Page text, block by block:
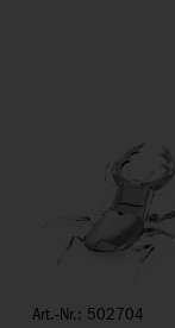
Art.-Nr.: 502704